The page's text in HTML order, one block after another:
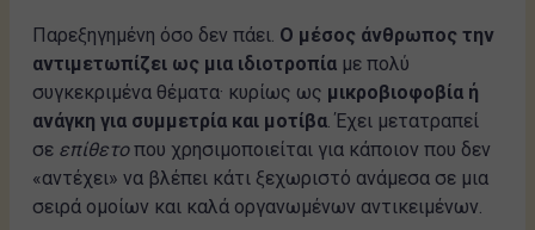
Παρεξηγημένη όσο δεν πάει. Ο μέσος άνθρωπος την
αντιμετωπίζει ως μια ιδιοτροπία με πολύ
συγκεκριμένα θέματα· κυρίως ως μικροβιοφοβία ή
ανάγκη για συμμετρία και μοτίβα. Έχει μετατραπεί
σε επίθετοπου χρησιμοποιείται για κάποιον που δεν
«αντέχει» να βλέπει κάτι ξεχωριστό ανάμεσα σε μια
σειρά ομοίων και καλά οργανωμένων αντικειμένων.